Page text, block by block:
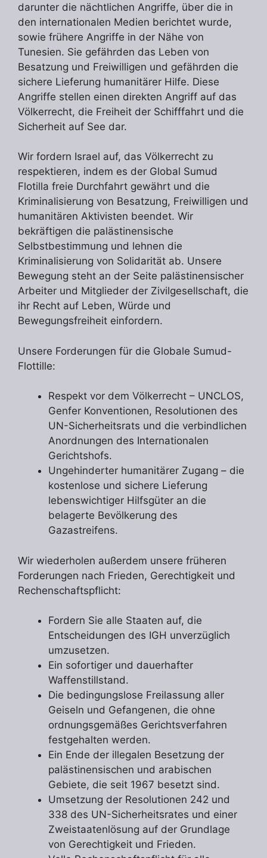
darunter die nächtlichen Angriffe, über die in
den internationalen Medien berichtet wurde,
sowie frühere Angriffe in der Nähe von
Tunesien. Sie gefährden das Leben von
Besatzung und Freiwilligen und gefährden die
sichere Lieferung humanitärer Hilfe. Diese
Angriffe stellen einen direkten Angriff auf das
Völkerrecht, die Freiheit der Schifffahrt und die
Sicherheit auf See dar.
Wir fordern Israel auf, das Völkerrecht zu
respektieren, indem es der Global Sumud
Flotilla freie Durchfahrt gewährt und die
Kriminalisierung von Besatzung, Freiwilligen und
humanitären Aktivisten beendet. Wir
bekräftigen die palästinensische
Selbstbestimmung und lehnen die
Kriminalisierung von Solidarität ab. Unsere
Bewegung steht an der Seite palästinensischer
Arbeiter und Mitglieder der Zivilgesellschaft, die
ihr Recht auf Leben, Würde und
Bewegungsfreiheit einfordern.
Unsere Forderungen für die Globale Sumud-
Flottille:
Respekt vor dem Völkerrecht – UNCLOS,
Genfer Konventionen, Resolutionen des
UN-Sicherheitsrats und die verbindlichen
Anordnungen des Internationalen
Gerichtshofs.
Ungehinderter humanitärer Zugang – die
kostenlose und sichere Lieferung
lebenswichtiger Hilfsgüter an die
belagerte Bevölkerung des
Gazastreifens.
Wir wiederholen außerdem unsere früheren
Forderungen nach Frieden, Gerechtigkeit und
Rechenschaftspflicht:
Fordern Sie alle Staaten auf, die
Entscheidungen des IGH unverzüglich
umzusetzen.
Ein sofortiger und dauerhafter
Waffenstillstand.
Die bedingungslose Freilassung aller
Geiseln und Gefangenen, die ohne
ordnungsgemäßes Gerichtsverfahren
festgehalten werden.
Ein Ende der illegalen Besetzung der
palästinensischen und arabischen
Gebiete, die seit 1967 besetzt sind.
Umsetzung der Resolutionen 242 und
338 des UN-Sicherheitsrates und einer
Zweistaatenlösung auf der Grundlage
von Gerechtigkeit und Frieden.